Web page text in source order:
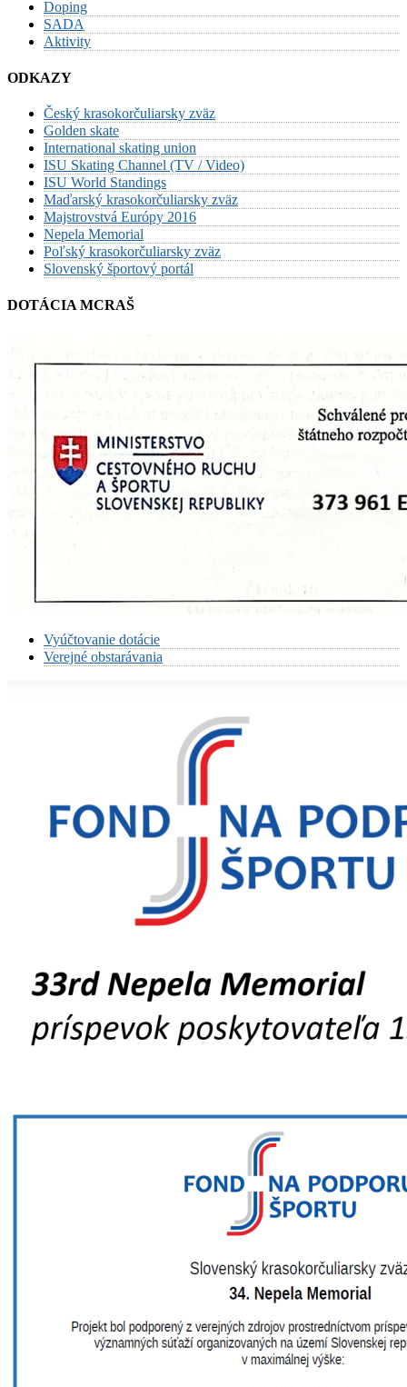
Doping
SADA
Aktivity
ODKAZY
Český krasokorčuliarsky zväz
Golden skate
International skating union
ISU Skating Channel (TV / Video)
ISU World Standings
Maďarský krasokorčuliarsky zväz
Majstrovstvá Európy 2016
Nepela Memorial
Poľský krasokorčuliarsky zväz
Slovenský športový portál
DOTÁCIA MCRAŠ
Vyúčtovanie dotácie
Verejné obstarávania